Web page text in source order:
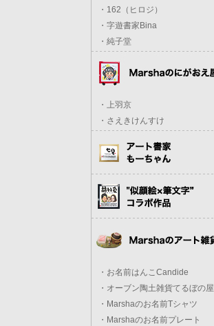
・162（ヒロジ）
・字遊書家Bina
・純子堂
・上羽京
・さえきけんすけ
・お名前はんこCandide
・オーブン陶土雑貨てるぼの屋
・Marshaのお名前Tシャツ
・Marshaのお名前プレート